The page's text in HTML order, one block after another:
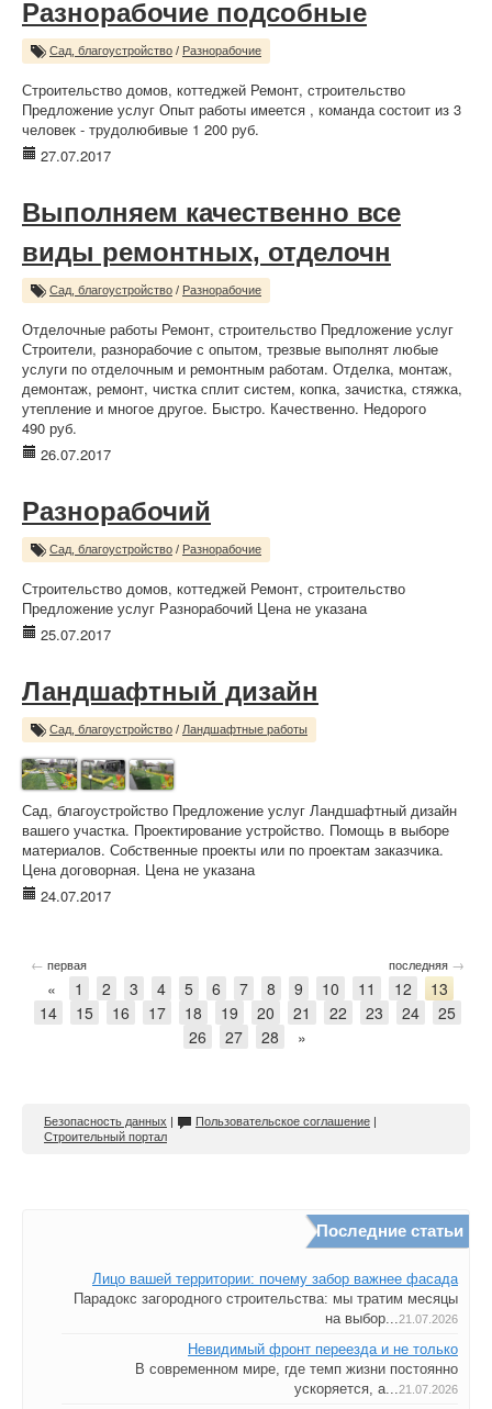
Разнорабочие подсобные
Сад, благоустройство / Разнорабочие
Строительство домов, коттеджей Ремонт, строительство
Предложение услуг Опыт работы имеется , команда состоит из 3
человек - трудолюбивые 1 200 руб.
27.07.2017
Выполняем качественно все
виды ремонтных, отделочн
Сад, благоустройство / Разнорабочие
Отделочные работы Ремонт, строительство Предложение услуг
Строители, разнорабочие с опытом, трезвые выполнят любые
услуги по отделочным и ремонтным работам. Отделка, монтаж,
демонтаж, ремонт, чистка сплит систем, копка, зачистка, стяжка,
утепление и многое другое. Быстро. Качественно. Недорого
490 руб.
26.07.2017
Разнорабочий
Сад, благоустройство / Разнорабочие
Строительство домов, коттеджей Ремонт, строительство
Предложение услуг Разнорабочий Цена не указана
25.07.2017
Ландшафтный дизайн
Сад, благоустройство / Ландшафтные работы
Сад, благоустройство Предложение услуг Ландшафтный дизайн
вашего участка. Проектирование устройство. Помощь в выборе
материалов. Собственные проекты или по проектам заказчика.
Цена договорная. Цена не указана
24.07.2017
← первая последняя →
« 1 2 3 4 5 6 7 8 9 10 11 12
13
14
15 16 17 18 19 20 21 22 23 24
25
26
27 28 »
Безопасность данных | Пользовательское соглашение |
Строительный портал
Последние статьи
Лицо вашей территории: почему забор важнее фасада
Парадокс загородного строительства: мы тратим месяцы
на выбор...21.07.2026
Невидимый фронт переезда и не только
В современном мире, где темп жизни постоянно
ускоряется, а...21.07.2026